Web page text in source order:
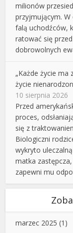
milionów
przyjmującym.
falą uchodźców,
ratować się
dobrowolnych
„Każde życie ma
życie
10 sierpnia 2026
Przed
proces,
się z
Biologiczni
wykryto
matka
zapewni mu
marzec 2025 (1)